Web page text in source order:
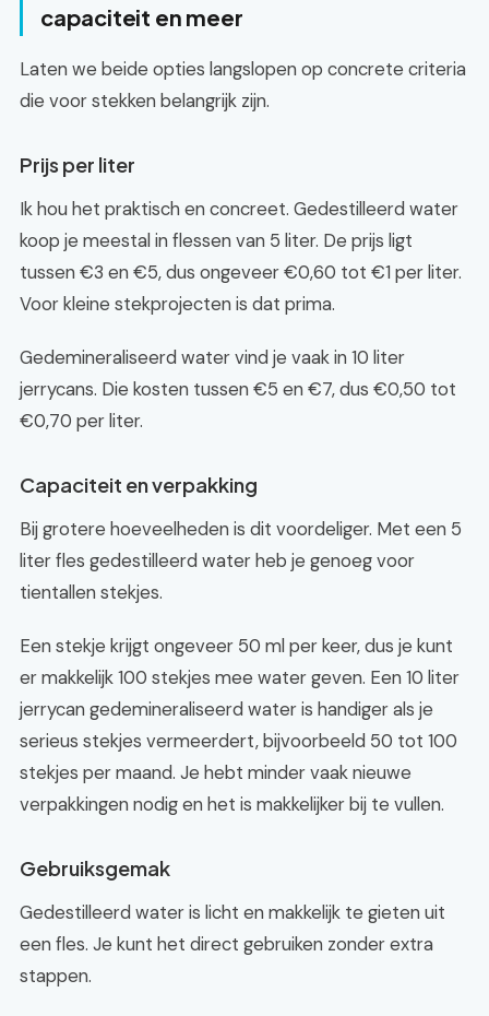
capaciteit en meer
Laten we beide opties langslopen op concrete criteria
die voor stekken belangrijk zijn.
Prijs per liter
Ik hou het praktisch en concreet. Gedestilleerd water
koop je meestal in flessen van 5 liter. De prijs ligt
tussen €3 en €5, dus ongeveer €0,60 tot €1 per liter.
Voor kleine stekprojecten is dat prima.
Gedemineraliseerd water vind je vaak in 10 liter
jerrycans. Die kosten tussen €5 en €7, dus €0,50 tot
€0,70 per liter.
Capaciteit en verpakking
Bij grotere hoeveelheden is dit voordeliger. Met een 5
liter fles gedestilleerd water heb je genoeg voor
tientallen stekjes.
Een stekje krijgt ongeveer 50 ml per keer, dus je kunt
er makkelijk 100 stekjes mee water geven. Een 10 liter
jerrycan gedemineraliseerd water is handiger als je
serieus stekjes vermeerdert, bijvoorbeeld 50 tot 100
stekjes per maand. Je hebt minder vaak nieuwe
verpakkingen nodig en het is makkelijker bij te vullen.
Gebruiksgemak
Gedestilleerd water is licht en makkelijk te gieten uit
een fles. Je kunt het direct gebruiken zonder extra
stappen.